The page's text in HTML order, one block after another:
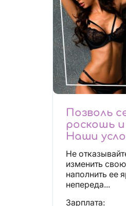
Позволь
роскошь
Наши
условия и
Не
изменить
наполнить ее
непереда...
Зарплата: